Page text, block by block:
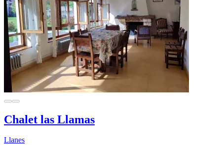
Chalet las Llamas
Llanes